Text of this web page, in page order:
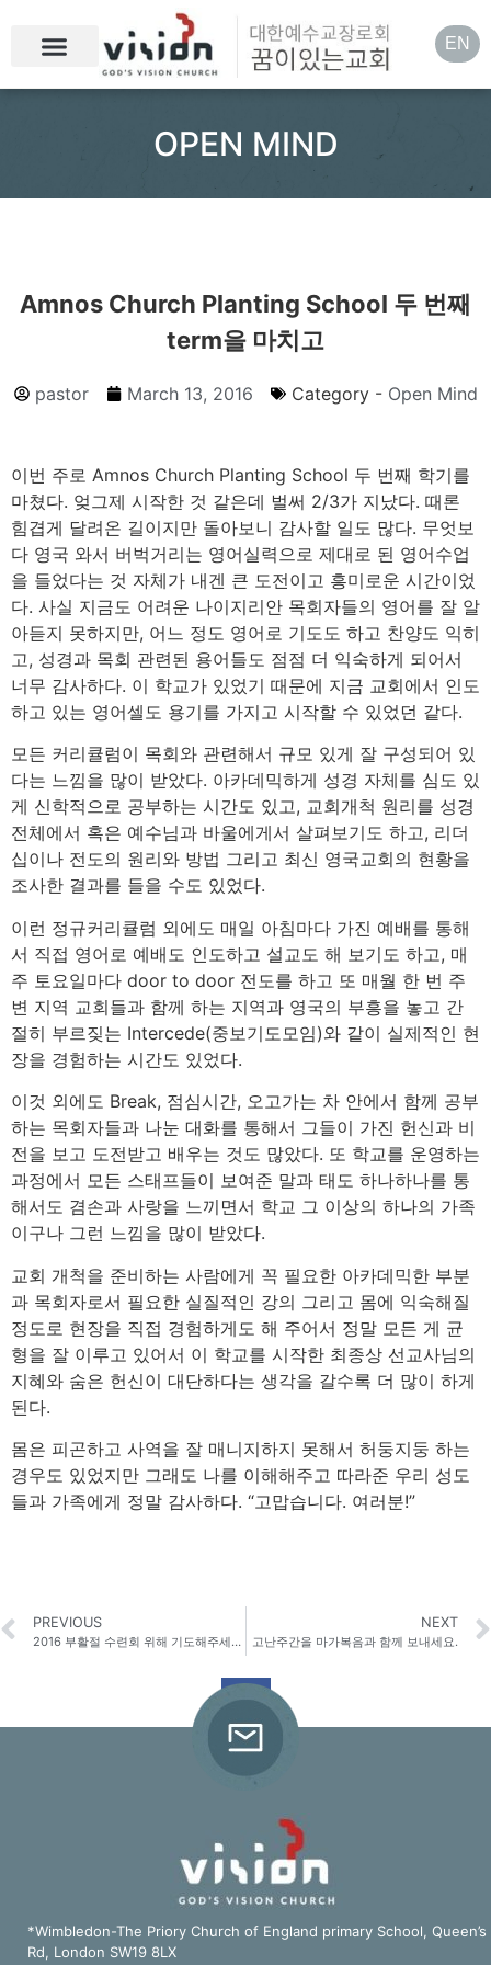
EN
OPEN MIND
Amnos Church Planting School 두 번째
term을 마치고
pastor March 13, 2016 Category - Open Mind
이번 주로 Amnos Church Planting School 두 번째 학기를
마쳤다. 엊그제 시작한 것 같은데 벌써 2/3가 지났다. 때론
힘겹게 달려온 길이지만 돌아보니 감사할 일도 많다. 무엇보
다 영국 와서 버벅거리는 영어실력으로 제대로 된 영어수업
을 들었다는 것 자체가 내겐 큰 도전이고 흥미로운 시간이었
다. 사실 지금도 어려운 나이지리안 목회자들의 영어를 잘 알
아듣지 못하지만, 어느 정도 영어로 기도도 하고 찬양도 익히
고, 성경과 목회 관련된 용어들도 점점 더 익숙하게 되어서
너무 감사하다. 이 학교가 있었기 때문에 지금 교회에서 인도
하고 있는 영어셀도 용기를 가지고 시작할 수 있었던 같다.
모든 커리큘럼이 목회와 관련해서 규모 있게 잘 구성되어 있
다는 느낌을 많이 받았다. 아카데믹하게 성경 자체를 심도 있
게 신학적으로 공부하는 시간도 있고, 교회개척 원리를 성경
전체에서 혹은 예수님과 바울에게서 살펴보기도 하고, 리더
십이나 전도의 원리와 방법 그리고 최신 영국교회의 현황을
조사한 결과를 들을 수도 있었다.
이런 정규커리큘럼 외에도 매일 아침마다 가진 예배를 통해
서 직접 영어로 예배도 인도하고 설교도 해 보기도 하고, 매
주 토요일마다 door to door 전도를 하고 또 매월 한 번 주
변 지역 교회들과 함께 하는 지역과 영국의 부흥을 놓고 간
절히 부르짖는 Intercede(중보기도모임)와 같이 실제적인 현
장을 경험하는 시간도 있었다.
이것 외에도 Break, 점심시간, 오고가는 차 안에서 함께 공부
하는 목회자들과 나눈 대화를 통해서 그들이 가진 헌신과 비
전을 보고 도전받고 배우는 것도 많았다. 또 학교를 운영하는
과정에서 모든 스태프들이 보여준 말과 태도 하나하나를 통
해서도 겸손과 사랑을 느끼면서 학교 그 이상의 하나의 가족
이구나 그런 느낌을 많이 받았다.
교회 개척을 준비하는 사람에게 꼭 필요한 아카데믹한 부분
과 목회자로서 필요한 실질적인 강의 그리고 몸에 익숙해질
정도로 현장을 직접 경험하게도 해 주어서 정말 모든 게 균
형을 잘 이루고 있어서 이 학교를 시작한 최종상 선교사님의
지혜와 숨은 헌신이 대단하다는 생각을 갈수록 더 많이 하게
된다.
몸은 피곤하고 사역을 잘 매니지하지 못해서 허둥지둥 하는
경우도 있었지만 그래도 나를 이해해주고 따라준 우리 성도
들과 가족에게 정말 감사하다. “고맙습니다. 여러분!”
PREVIOUS
2016 부활절 수련회 위해 기도해주세요!
NEXT
고난주간을 마가복음과 함께 보내세요.
*Wimbledon-The Priory Church of England primary School, Queen’s
Rd, London SW19 8LX